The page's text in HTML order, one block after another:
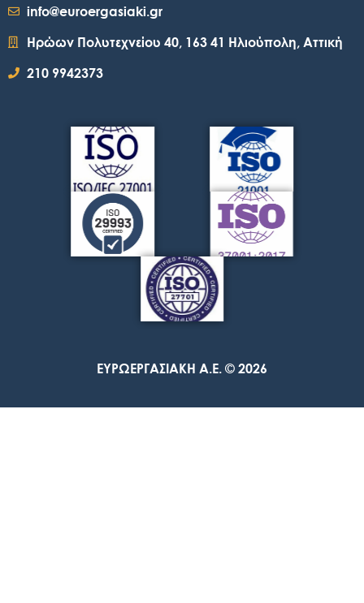
info@euroergasiaki.gr
Ηρώων Πολυτεχνείου 40, 163 41 Ηλιούπολη, Αττική
210 9942373
ΕΥΡΩΕΡΓΑΣΙΑΚΗ A.E. © 2026